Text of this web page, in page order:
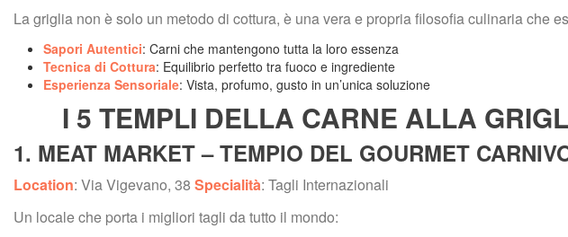
La griglia non è solo un metodo di cottura, è una vera e propria filosofia culinaria che
Sapori Autentici: Carni che mantengono tutta la loro essenza
Tecnica di Cottura: Equilibrio perfetto tra fuoco e ingrediente
Esperienza Sensoriale: Vista, profumo, gusto in un’unica soluzione
I 5 TEMPLI DELLA CARNE ALLA
1. MEAT MARKET – TEMPIO DEL GOURMET
Location: Via Vigevano, 38 Specialità: Tagli Internazionali
Un locale che porta i migliori tagli da tutto il mondo: